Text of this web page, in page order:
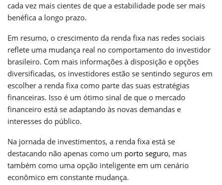
cada vez mais cientes de que a estabilidade pode ser mais
benéfica a longo prazo.
Em resumo, o crescimento da renda fixa nas redes sociais
reflete uma mudança real no comportamento do investidor
brasileiro. Com mais informações à disposição e opções
diversificadas, os investidores estão se sentindo seguros em
escolher a renda fixa como parte das suas estratégias
financeiras. Isso é um ótimo sinal de que o mercado
financeiro está se adaptando às novas demandas e
interesses do público.
Na jornada de investimentos, a renda fixa está se
destacando não apenas como um porto seguro, mas
também como uma opção inteligente em um cenário
econômico em constante mudança.